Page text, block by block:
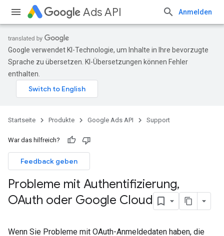
Ads API Anmelden
Google verwendet KI-Technologie, um Inhalte in Ihre bevorzugte
Sprache zu übersetzen. KI-Übersetzungen können Fehler
enthalten.
Startseite Produkte Google Ads API Support
War das hilfreich?
Feedback geben
Probleme mit Authentifizierung,
OAuth oder Google Cloud
Wenn Sie Probleme mit OAuth-Anmeldedaten haben, die